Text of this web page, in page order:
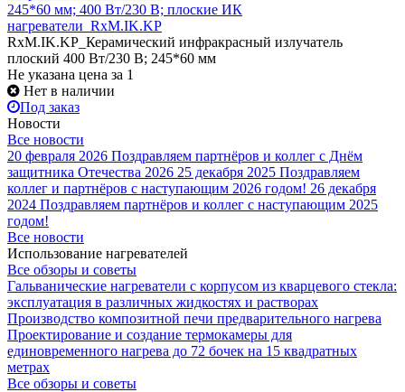
245*60 мм; 400 Вт/230 В; плоские ИК
нагреватели_RxM.IK.KP
RxM.IK.KP_Керамический инфракрасный излучатель
плоский 400 Вт/230 В; 245*60 мм
Не указана цена за 1
Нет в наличии
Под заказ
Новости
Все новости
20 февраля 2026 Поздравляем партнёров и коллег с Днём
защитника Отечества 2026 25 декабря 2025 Поздравляем
коллег и партнёров с наступающим 2026 годом! 26 декабря
2024 Поздравляем партнёров и коллег с наступающим 2025
годом!
Все новости
Использование нагревателей
Все обзоры и советы
Гальванические нагреватели с корпусом из кварцевого стекла:
эксплуатация в различных жидкостях и растворах
Производство композитной печи предварительного нагрева
Проектирование и создание термокамеры для
единовременного нагрева до 72 бочек на 15 квадратных
метрах
Все обзоры и советы